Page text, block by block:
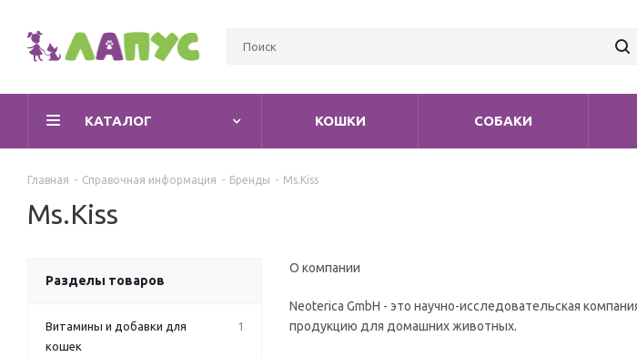
КАТАЛОГ КОШКИ СОБАКИ
Главная - Справочная информация - Бренды - Ms.Kiss
Ms.Kiss
О компании
Neoterica GmbH - это научно-исследовательская
продукцию для домашних животных.
Разделы товаров
Витамины и добавки для
кошек
1